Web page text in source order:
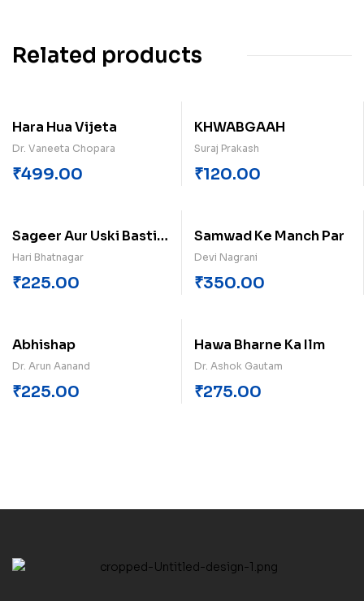
Related products
Hara Hua Vijeta
Dr. Vaneeta Chopara
₹499.00
KHWABGAAH
Suraj Prakash
₹120.00
Sageer Aur Uski Basti
Ke Log
Hari Bhatnagar
₹225.00
Samwad Ke Manch Par
Devi Nagrani
₹350.00
Abhishap
Dr. Arun Aanand
₹225.00
Hawa Bharne Ka Ilm
Dr. Ashok Gautam
₹275.00